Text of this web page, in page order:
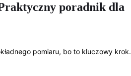
poradnik dla
pomiaru, bo to kluczowy krok.